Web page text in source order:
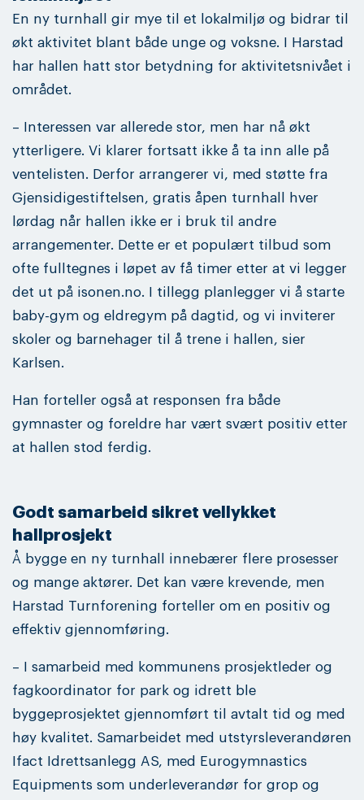
En ny turnhall gir mye til et lokalmiljø og bidrar til
økt aktivitet blant både unge og voksne. I Harstad
har hallen hatt stor betydning for aktivitetsnivået i
området.
– Interessen var allerede stor, men har nå økt
ytterligere. Vi klarer fortsatt ikke å ta inn alle på
ventelisten. Derfor arrangerer vi, med støtte fra
Gjensidigestiftelsen, gratis åpen turnhall hver
lørdag når hallen ikke er i bruk til andre
arrangementer. Dette er et populært tilbud som
ofte fulltegnes i løpet av få timer etter at vi legger
det ut på isonen.no. I tillegg planlegger vi å starte
baby-gym og eldregym på dagtid, og vi inviterer
skoler og barnehager til å trene i hallen, sier
Karlsen.
Han forteller også at responsen fra både
gymnaster og foreldre har vært svært positiv etter
at hallen stod ferdig.
Godt samarbeid sikret vellykket
hallprosjekt
Å bygge en ny turnhall innebærer flere prosesser
og mange aktører. Det kan være krevende, men
Harstad Turnforening forteller om en positiv og
effektiv gjennomføring.
– I samarbeid med kommunens prosjektleder og
fagkoordinator for park og idrett ble
byggeprosjektet gjennomført til avtalt tid og med
høy kvalitet. Samarbeidet med utstyrsleverandøren
Ifact Idrettsanlegg AS, med Eurogymnastics
Equipments som underleverandør for grop og